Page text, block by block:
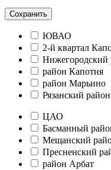
Сохранить
ЮВАО
2-й квартал
Нижегородский
район Капотня
район Марьино
Рязанский район
ЦАО
Басманный
Мещанский
Пресненский
район Арбат